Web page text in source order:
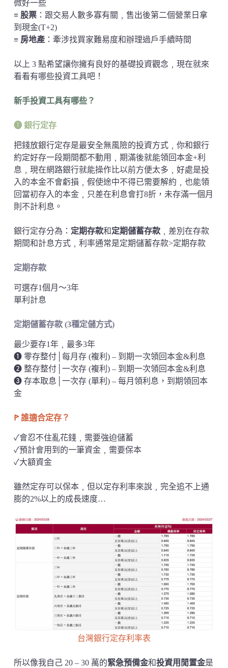
微好一些
≡ 股票：跟交易人數多寡有關﹐售出後第二個營業日拿
到現金(T+2)
≡ 房地產：牽涉找買家難易度和辦理過戶手續時間
以上 3 點希望讓你擁有良好的基礎投資觀念﹐現在就來
看看有哪些投資工具吧！
新手投資工具有哪些？
➊ 銀行定存
把錢放銀行定存是最安全無風險的投資方式﹐你和銀行
約定好存一段期間都不動用﹐期滿後就能領回本金+利
息﹐現在網路銀行就能操作比以前方便太多﹐好處是投
入的本金不會虧損﹐假使途中不得已需要解約﹐也能領
回當初存入的本金﹐只差在利息會打8折，未存滿一個月
則不計利息。
銀行定存分為： 定期存款和定期儲蓄存款﹐差別在存款
期間和計息方式﹐利率通常是定期儲蓄存款>定期存款
定期存款
可選存1個月～3年
單利計息
定期儲蓄存款(3種定儲方式)
最少要存1年﹐最多3年
➊ 零存整付│每月存 (複利) – 到期一次領回本金&利息
➋ 整存整付│一次存 (複利) – 到期一次領回本金&利息
➌ 存本取息│一次存 (單利) – 每月領利息，到期領回本
金
ꚰ 誰適合定存？
✓會忍不住亂花錢﹐需要強迫儲蓄
✓預計會用到的一筆資金﹐需要保本
✓大額資金
雖然定存可以保本﹐但以定存利率來說﹐完全追不上通
膨的2%以上的成長速度…
台灣銀行定存利率表
所以像我自己 20 – 30 萬的緊急預備金和投資用閒置金是